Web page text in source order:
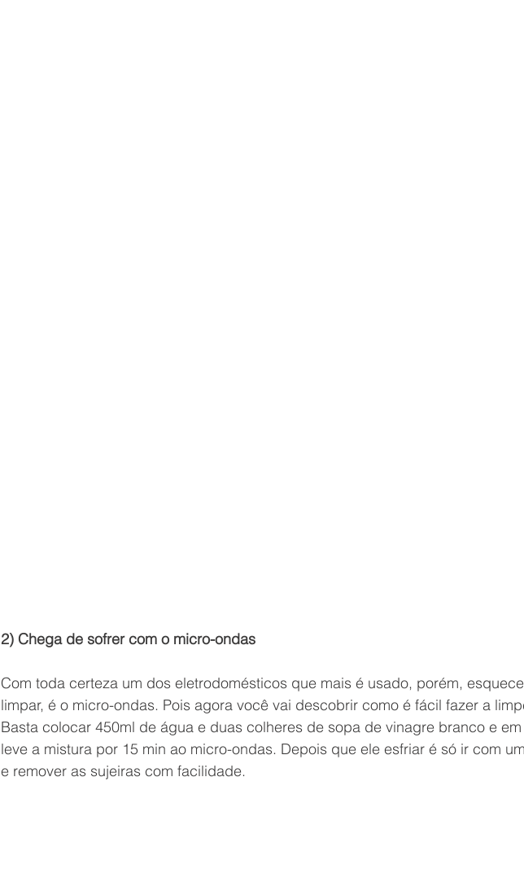
2) Chega de sofrer com o micro-ondas
Com toda certeza um dos eletrodomésticos que mais é usado, porém,
limpar, é o micro-ondas. Pois agora você vai descobrir como é fácil fazer a
Basta colocar 450ml de água e duas colheres de sopa de vinagre branco e
leve a mistura por 15 min ao micro-ondas. Depois que ele esfriar é só ir com
e remover as sujeiras com facilidade.